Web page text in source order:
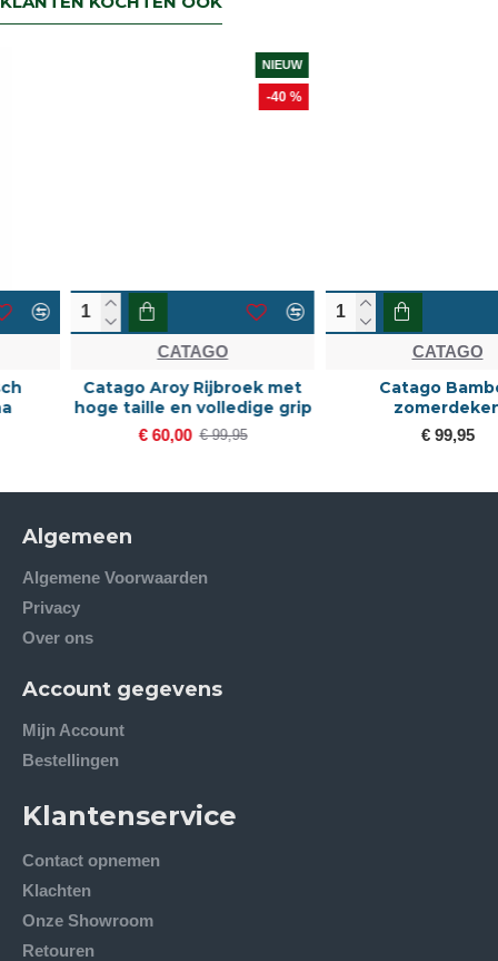
Catago Aroy Rijbroek met
hoge taille en volledige grip
€ 99,95
Catago Bamboo
zomerdeken
Algemeen
Algemene Voorwaarden
Privacy
Over ons
Account gegevens
Mijn Account
Bestellingen
Klantenservice
Contact opnemen
Klachten
Onze Showroom
Retouren